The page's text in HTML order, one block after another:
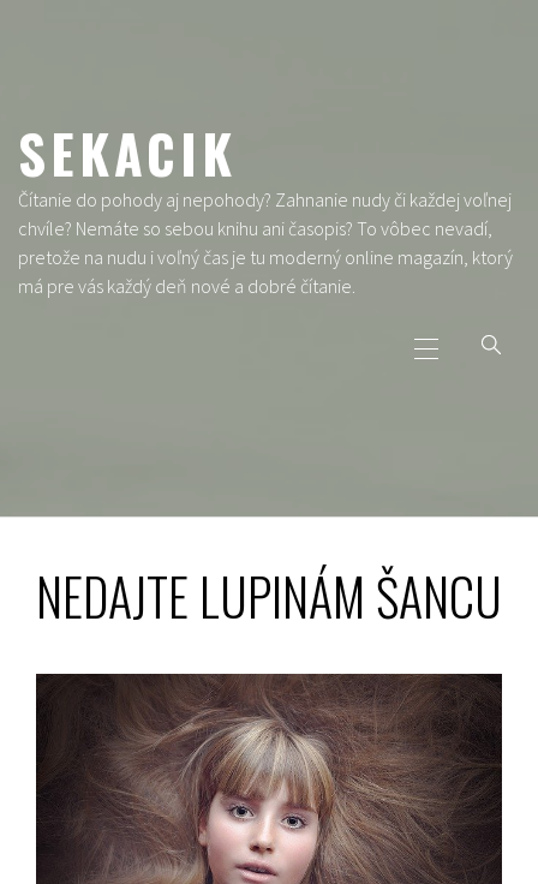
SEKACIK
Čítanie do pohody aj nepohody? Zahnanie nudy či každej voľnej
chvíle? Nemáte so sebou knihu ani časopis? To vôbec nevadí,
pretože na nudu i voľný čas je tu moderný online magazín, ktorý
má pre vás každý deň nové a dobré čítanie.
Menu
NEDAJTE LUPINÁM ŠANCU